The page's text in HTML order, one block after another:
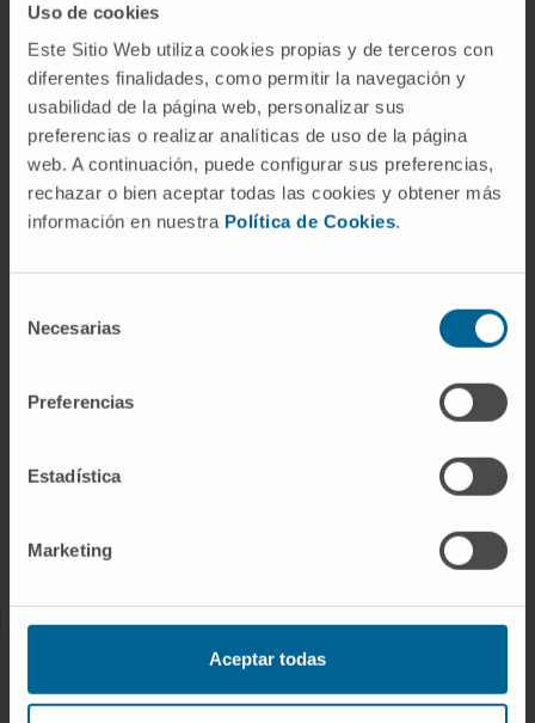
Uso de cookies
Este Sitio Web utiliza cookies propias y de terceros con
diferentes finalidades, como permitir la navegación y
usabilidad de la página web, personalizar sus
preferencias o realizar analíticas de uso de la página
web. A continuación, puede configurar sus preferencias,
rechazar o bien aceptar todas las cookies y obtener más
información en nuestra Política de Cookies.
Necesarias
Preferencias
Estadística
Marketing
Aceptar todas
ABOUT CIMA
Who we are
Research Center of the Clinica
Campus of the Universidad de Navarra
Our Researchers